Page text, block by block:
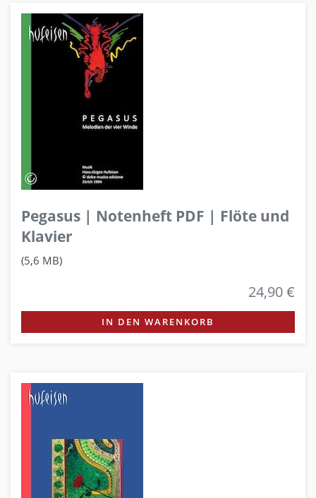
Pegasus | Notenheft PDF | Flöte und
Klavier
(5,6 MB)
24,90 €
IN DEN WARENKORB